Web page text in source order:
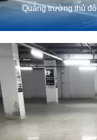
Quảng trường thủ